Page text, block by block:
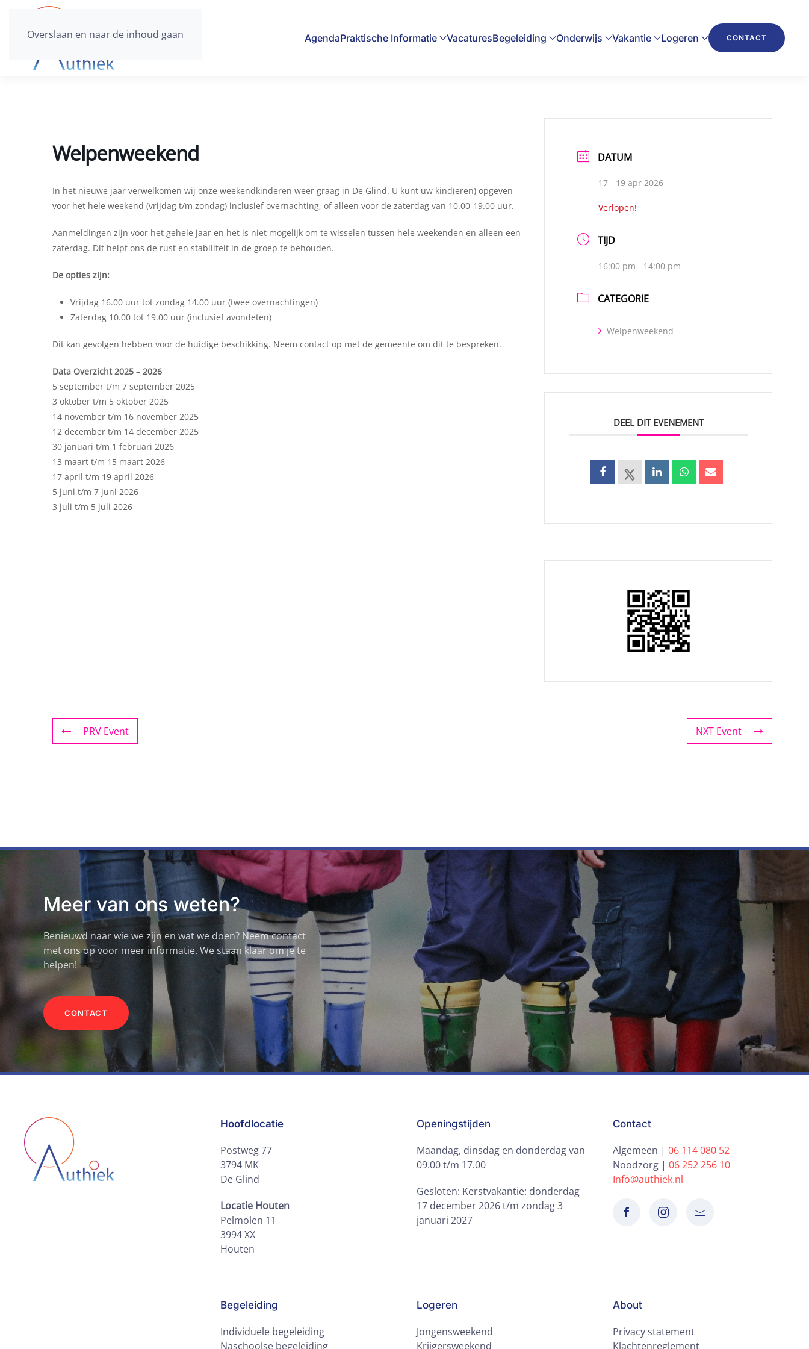
Overslaan en naar de inhoud gaan AgendaPraktische Informatie VacaturesBegeleiding Onderwijs Vakantie Logeren CONTACT
Welpenweekend
In het nieuwe jaar verwelkomen wij onze weekendkinderen weer graag in De Glind. U kunt uw kind(eren) opgeven
voor het hele weekend (vrijdag t/m zondag) inclusief overnachting, of alleen voor de zaterdag van 10.00-19.00 uur.
Aanmeldingen zijn voor het gehele jaar en het is niet mogelijk om te wisselen tussen hele weekenden en alleen een
zaterdag. Dit helpt ons de rust en stabiliteit in de groep te behouden.
De opties zijn:
Vrijdag 16.00 uur tot zondag 14.00 uur (twee overnachtingen)
Zaterdag 10.00 tot 19.00 uur (inclusief avondeten)
Dit kan gevolgen hebben voor de huidige beschikking. Neem contact op met de gemeente om dit te bespreken.
Data Overzicht 2025 – 2026
5 september t/m 7 september 2025
3 oktober t/m 5 oktober 2025
14 november t/m 16 november 2025
12 december t/m 14 december 2025
30 januari t/m 1 februari 2026
13 maart t/m 15 maart 2026
17 april t/m 19 april 2026
5 juni t/m 7 juni 2026
3 juli t/m 5 juli 2026
DATUM
17 - 19 apr 2026
Verlopen!
TIJD
16:00 pm - 14:00 pm
CATEGORIE
Welpenweekend
DEEL DIT EVENEMENT
PRV Event NXT Event
Meer van ons weten?
Benieuwd naar wie we zijn en wat we doen? Neem contact
met ons op voor meer informatie. We staan klaar om je te
helpen!
CONTACT
Hoofdlocatie
Postweg 77
3794 MK
De Glind
Locatie Houten
Pelmolen 11
3994 XX
Houten
Contact
Algemeen | 06 114 080 52
Noodzorg | 06 252 256 10
Info@authiek.nl
Openingstijden
Maandag, dinsdag en donderdag van
09.00 t/m 17.00
Gesloten: Kerstvakantie: donderdag
17 december 2026 t/m zondag 3
januari 2027
Begeleiding
Individuele begeleiding
Naschoolse begeleiding
Logeren
Jongensweekend
Krijgersweekend
About
Privacy statement
Klachtenreglement